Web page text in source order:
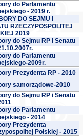
do Parlamentu
- 2019 r.
DO SEJMU I
RZECZYPOSPOLITEJ
2019
do Sejmu RP i Senatu
do Parlamentu
2009r.
Prezydenta RP - 2010
samorządowe-2010
do Sejmu RP i Senatu
do Parlamentu
- 2014
Prezydenta
Polskiej - 2015